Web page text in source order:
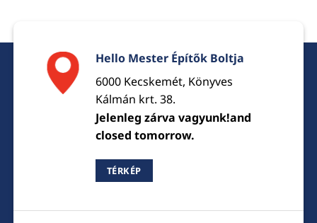
Hello Mester Építők Boltja
6000 Kecskemét, Könyves
Kálmán krt. 38.
Jelenleg zárva vagyunk!and
closed tomorrow.
TÉRKÉP